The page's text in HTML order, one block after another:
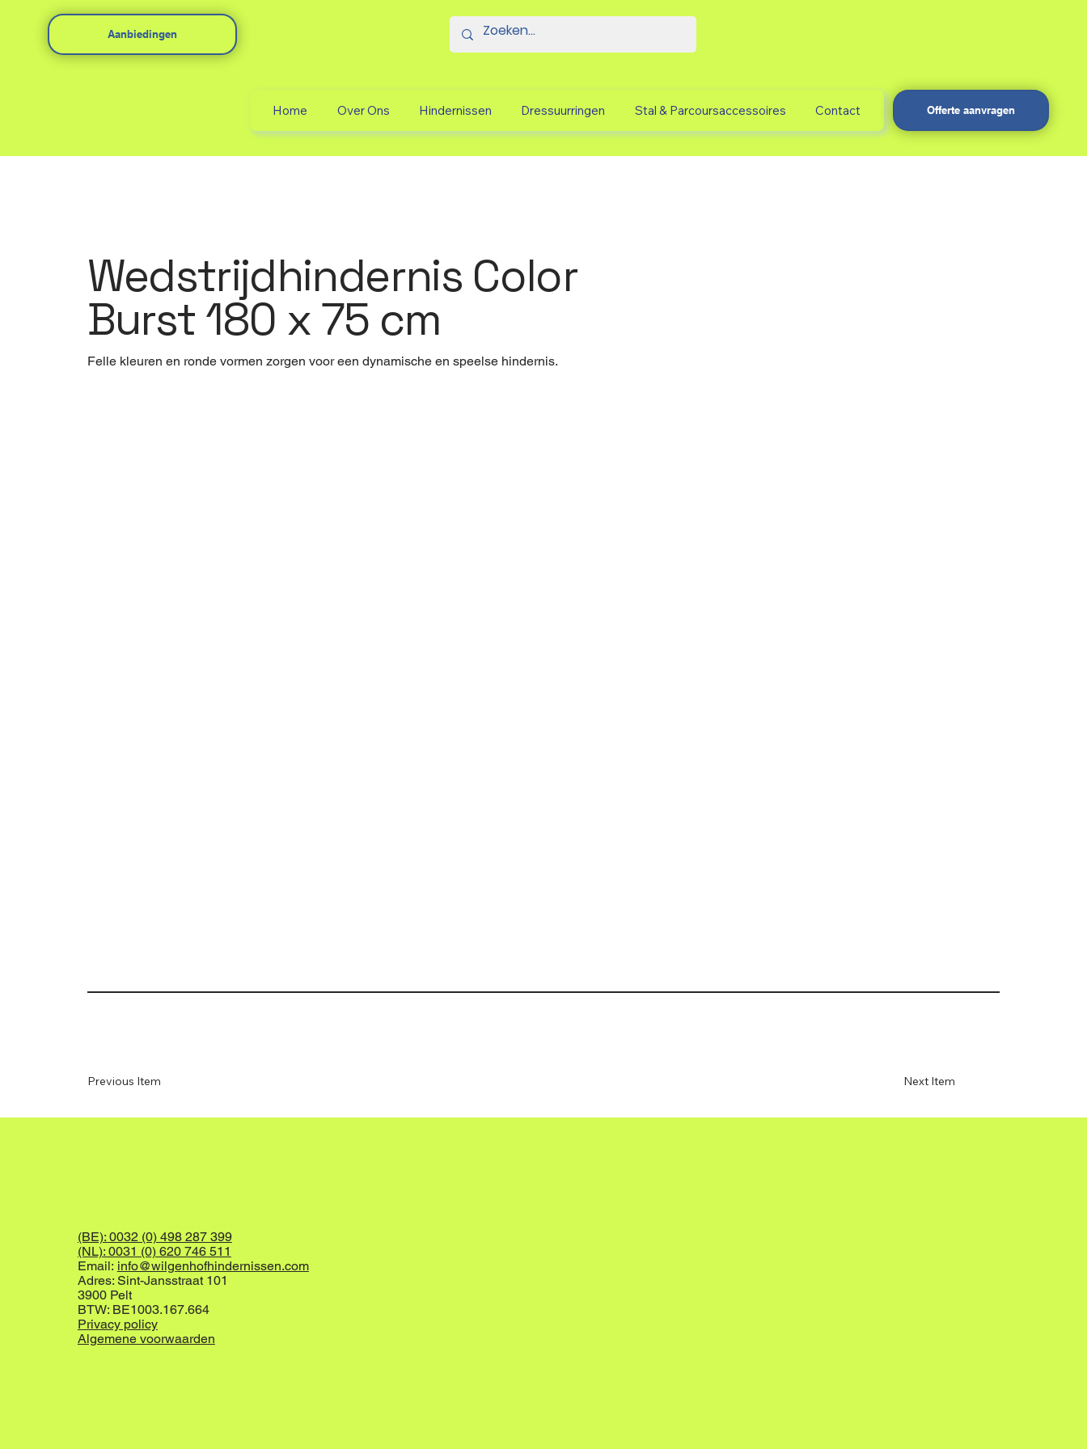
Home Over Ons Hindernissen Dressuurringen Stal & Parcoursaccessoires Contact
Aanbiedingen
Offerte aanvragen
Wedstrijdhindernis Color
Burst 180 x 75 cm
Felle kleuren en ronde vormen zorgen voor een dynamische en speelse hindernis.
Next Item
Previous Item
(BE): 0032 (0) 498 287 399
(NL): 0031 (0) 620 746 511
Email: info@wilgenhofhindernissen.com
Adres: Sint-Jansstraat 101
3900 Pelt
BTW: BE1003.167.664
Privacy policy
Algemene voorwaarden